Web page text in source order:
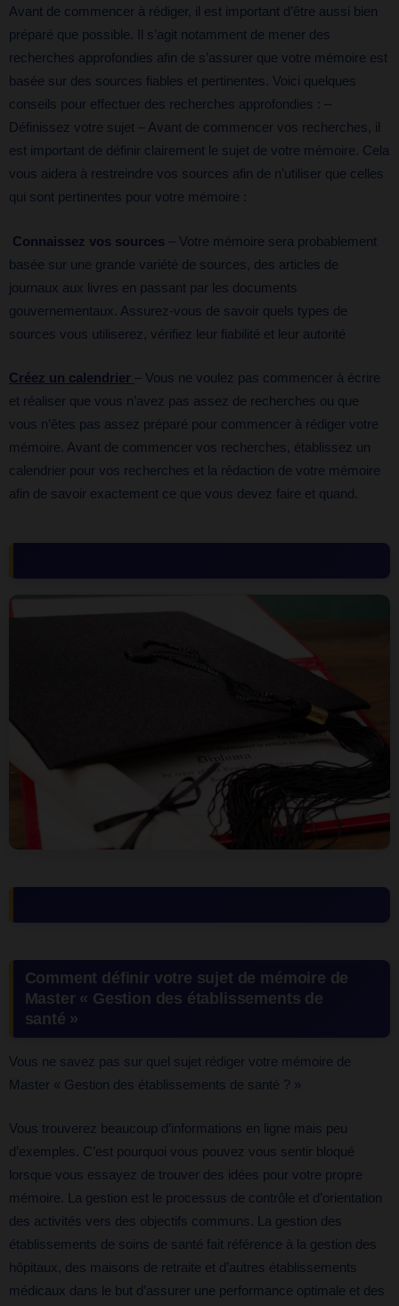
Avant de commencer à rédiger, il est important d’être aussi bien
préparé que possible. Il s’agit notamment de mener des
recherches approfondies afin de s’assurer que votre mémoire est
basée sur des sources fiables et pertinentes. Voici quelques
conseils pour effectuer des recherches approfondies : –
Définissez votre sujet – Avant de commencer vos recherches, il
est important de définir clairement le sujet de votre mémoire. Cela
vous aidera à restreindre vos sources afin de n’utiliser que celles
qui sont pertinentes pour votre mémoire :
Connaissez vos sources – Votre mémoire sera probablement
basée sur une grande variété de sources, des articles de
journaux aux livres en passant par les documents
gouvernementaux. Assurez-vous de savoir quels types de
sources vous utiliserez, vérifiez leur fiabilité et leur autorité
Créez un calendrier – Vous ne voulez pas commencer à écrire
et réaliser que vous n’avez pas assez de recherches ou que
vous n’êtes pas assez préparé pour commencer à rédiger votre
mémoire. Avant de commencer vos recherches, établissez un
calendrier pour vos recherches et la rédaction de votre mémoire
afin de savoir exactement ce que vous devez faire et quand.
Comment définir votre sujet de mémoire de
Master « Gestion des établissements de
santé »
Vous ne savez pas sur quel sujet rédiger votre mémoire de
Master « Gestion des établissements de santé ? »
Vous trouverez beaucoup d’informations en ligne mais peu
d’exemples. C’est pourquoi vous pouvez vous sentir bloqué
lorsque vous essayez de trouver des idées pour votre propre
mémoire. La gestion est le processus de contrôle et d’orientation
des activités vers des objectifs communs. La gestion des
établissements de soins de santé fait référence à la gestion des
hôpitaux, des maisons de retraite et d’autres établissements
médicaux dans le but d’assurer une performance optimale et des